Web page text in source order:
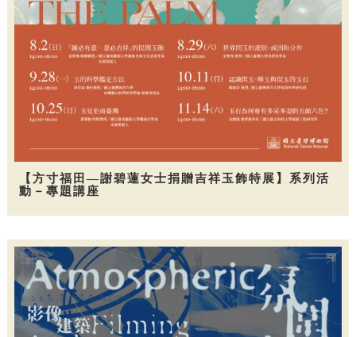
【方寸福田—謝碧蓮女士捐贈吉祥玉飾特展】系列活
動－專題講座